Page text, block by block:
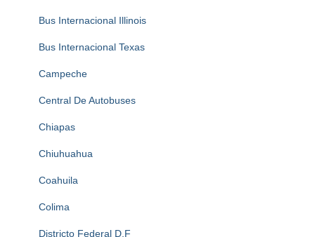
Bus Internacional Illinois
Bus Internacional Texas
Campeche
Central De Autobuses
Chiapas
Chiuhuahua
Coahuila
Colima
Districto Federal D.F